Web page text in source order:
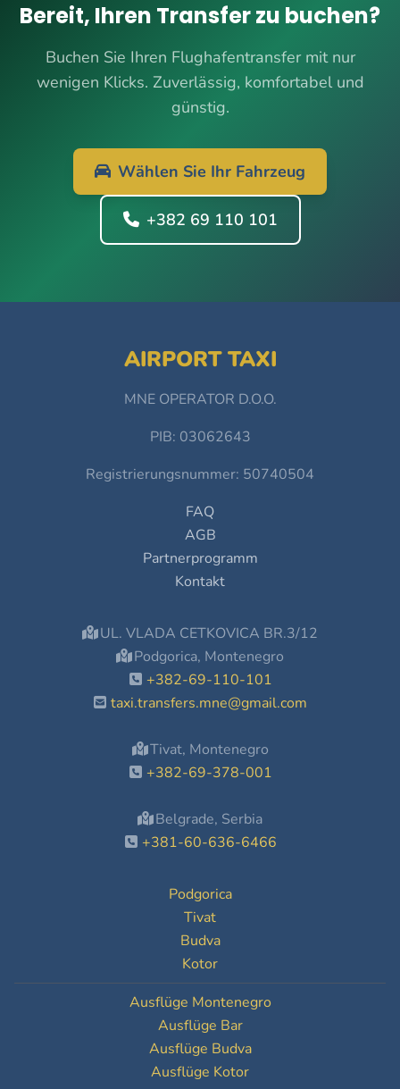
Bereit, Ihren Transfer zu buchen?
Buchen Sie Ihren Flughafentransfer mit nur
wenigen Klicks. Zuverlässig, komfortabel und
günstig.
Wählen Sie Ihr Fahrzeug
+382 69 110 101
AIRPORT TAXI
MNE OPERATOR D.O.O.
PIB: 03062643
Registrierungsnummer: 50740504
FAQ
AGB
Partnerprogramm
Kontakt
UL. VLADA CETKOVICA BR.3/12
Podgorica, Montenegro
+382-69-110-101
taxi.transfers.mne@gmail.com
Tivat, Montenegro
+382-69-378-001
Belgrade, Serbia
+381-60-636-6466
Podgorica
Tivat
Budva
Kotor
Ausflüge Montenegro
Ausflüge Bar
Ausflüge Budva
Ausflüge Kotor